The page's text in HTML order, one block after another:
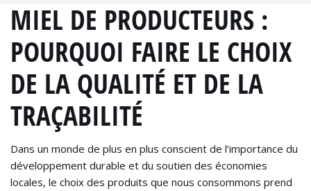
MIEL DE PRODUCTEURS :
POURQUOI FAIRE LE CHOIX
DE LA QUALITÉ ET DE LA
TRAÇABILITÉ
Dans un monde de plus en plus conscient de l’importance du
développement durable et du soutien des économies
locales, le choix des produits que nous consommons prend